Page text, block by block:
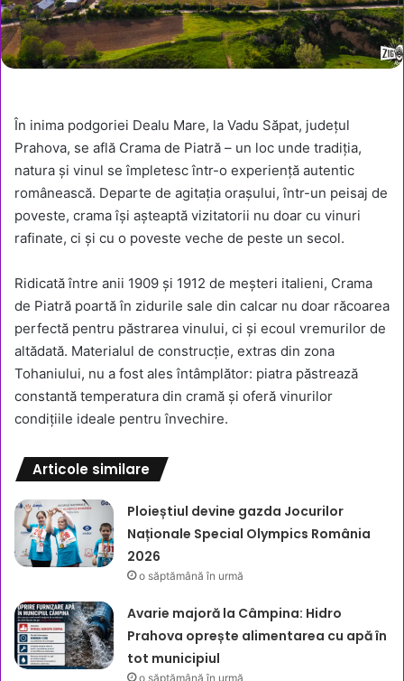
În inima podgoriei Dealu Mare, la Vadu Săpat, județul
Prahova, se află Crama de Piatră – un loc unde tradiția,
natura și vinul se împletesc într-o experiență autentic
românească. Departe de agitația orașului, într-un peisaj de
poveste, crama își așteaptă vizitatorii nu doar cu vinuri
rafinate, ci și cu o poveste veche de peste un secol.
Ridicată între anii 1909 și 1912 de meșteri italieni, Crama
de Piatră poartă în zidurile sale din calcar nu doar răcoarea
perfectă pentru păstrarea vinului, ci și ecoul vremurilor de
altădată. Materialul de construcție, extras din zona
Tohaniului, nu a fost ales întâmplător: piatra păstrează
constantă temperatura din cramă și oferă vinurilor
condițiile ideale pentru învechire.
Articole similare
Ploieștiul devine gazda Jocurilor
Naționale Special Olympics România
2026
o săptămână în urmă
Avarie majoră la Câmpina: Hidro
Prahova oprește alimentarea cu apă în
tot municipiul
o săptămână în urmă